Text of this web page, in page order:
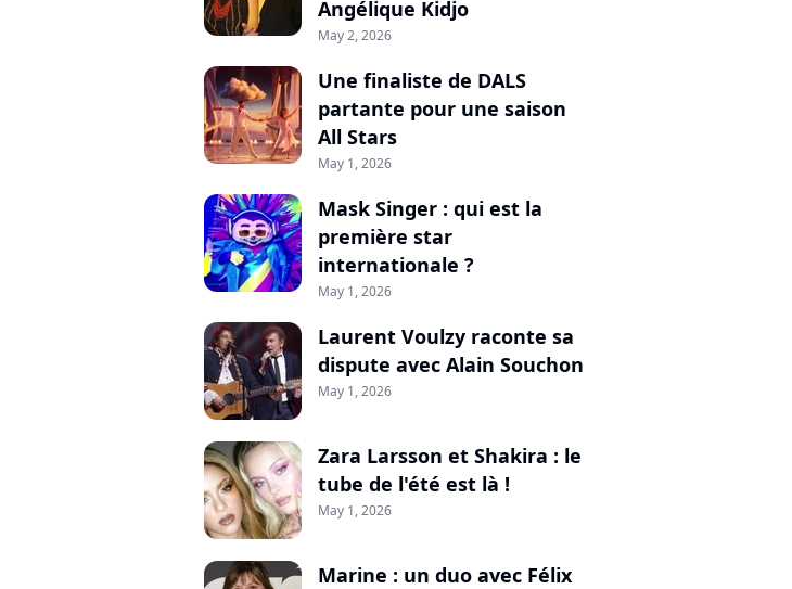
Angélique Kidjo
May 2, 2026
Une finaliste de DALS
partante pour une saison
All Stars
May 1, 2026
Mask Singer : qui est la
première star
internationale ?
May 1, 2026
Laurent Voulzy raconte sa
dispute avec Alain Souchon
May 1, 2026
Zara Larsson et Shakira : le
tube de l'été est là !
May 1, 2026
Marine : un duo avec Félix